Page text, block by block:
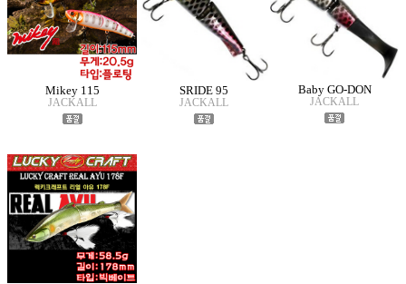
Mikey 115
JACKALL
SRIDE 95
JACKALL
Baby GO-DON
JACKALL